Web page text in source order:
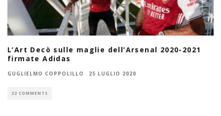
L’Art Decò sulle maglie dell’Arsenal 2020-2021
firmate Adidas
GUGLIELMO COPPOLILLO · 25 LUGLIO 2020
22 COMMENTS